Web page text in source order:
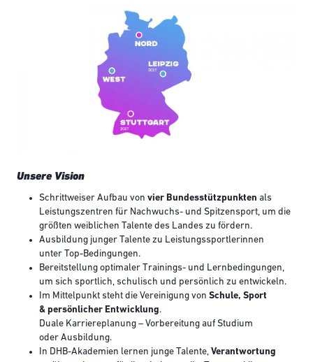
Unsere Vision
Schrittweiser Aufbau von vier Bundesstützpunkten als
Leistungszentren für Nachwuchs- und Spitzensport, um die
größten weiblichen Talente des Landes zu fördern.
Ausbildung junger Talente zu Leistungssportlerinnen
unter Top-Bedingungen.
Bereitstellung optimaler Trainings- und Lernbedingungen,
um sich sportlich, schulisch und persönlich zu entwickeln.
Im Mittelpunkt steht die Vereinigung von Schule, Sport
& persönlicher Entwicklung.
Duale Karriereplanung – Vorbereitung auf Studium
oder Ausbildung.
In DHB-Akademien lernen junge Talente, Verantwortung